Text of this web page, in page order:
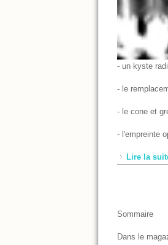
- un kyste
- le
- le cone et
- l'empreinte
Lire la
Sommaire
Dans le